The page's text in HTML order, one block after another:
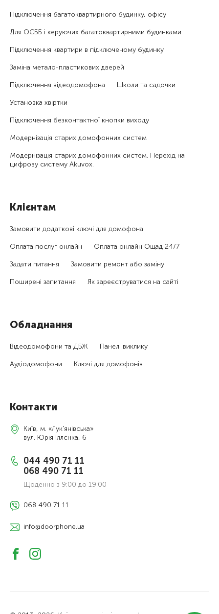
Підключення багатоквартирного будинку, офісу
Для ОСББ і керуючих багатоквартирними будинками
Підключення квартири в підключеному будинку
Заміна метало-пластикових дверей
Підключення відеодомофона Школи та садочки
Установка хвіртки
Підключення безконтактної кнопки виходу
Модернізація старих домофонних систем
Модернізація старих домофонних систем. Перехід на
цифрову систему Akuvox.
Клієнтам
Замовити додаткові ключі для домофона
Оплата послуг онлайн Оплата онлайн Ощад 24/7
Задати питання Замовити ремонт або заміну
Поширені запитання Як зареєструватися на сайті
Обладнання
Відеодомофони та ДБЖ Панелі виклику
Аудіодомофони Ключі для домофонів
Контакти
Київ, м. «Лук'янівська»
вул. Юрія Іллєнка, 6
044 490 71 11
068 490 71 11
Щоденно з 9:00 до 19:00
068 490 71 11
info@doorphone.ua